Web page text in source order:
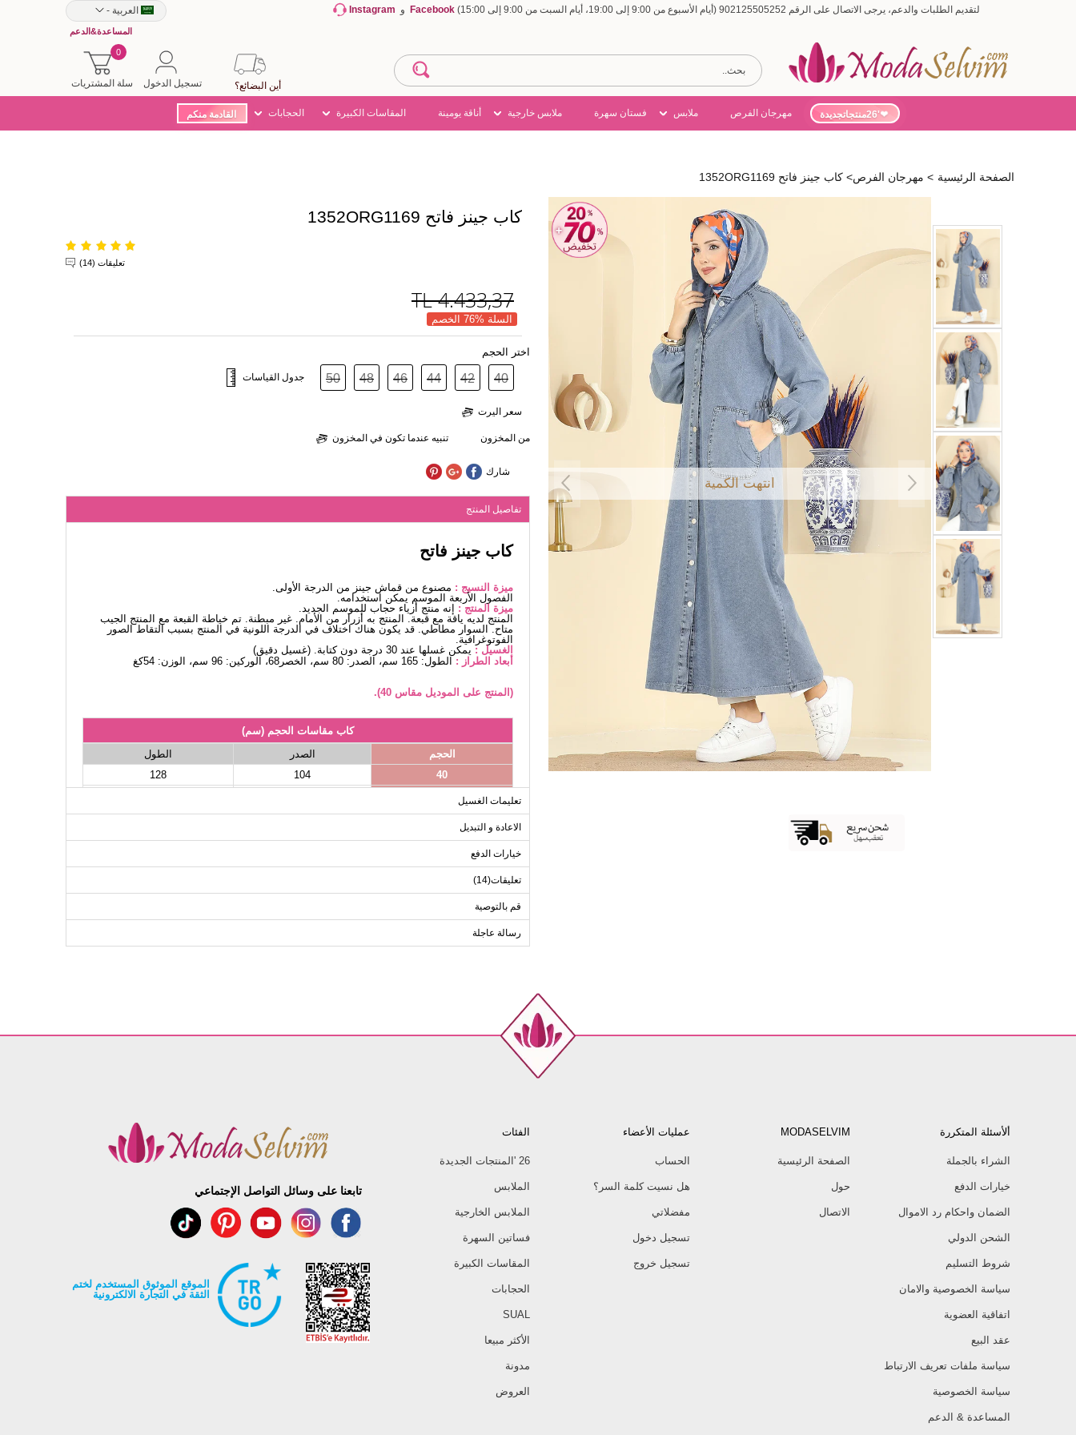
لتقديم الطلبات والدعم، يرجى الاتصال على الرقم 902125505252 (أيام الأسبوع من 9:00 إلى 19:00، أيام السبت من 9:00 إلى 15:00) Facebook و Instagram العربية -
المساعدة&الدعم
سلة المشتريات
0
تسجيل الدخول أين البضائع؟
'26منتجاتجديدة مهرجان الفرص ملابس فستان سهرة ملابس خارجية أناقة يومينة المقاسات الكبيرة الحجابات القادمة منكم
الصفحة الرئيسية > مهرجان الفرص> كاب جينز فاتح 1352ORG1169
انتهت الكمية
كاب جينز فاتح 1352ORG1169
تعليقات (14)
4.433,37
TL
السلة %76 الخصم
اختر الحجم
40
42
44
46
48
50 جدول القياسات
سعر اليرت
من المخزون تنبيه عندما تكون في المخزون
شارك
تفاصيل المنتج
كاب جينز فاتح
ميزة النسيج : مصنوع من قماش جينز من الدرجة الأولى.
الفصول الأربعة الموسم يمكن استخدامه.
ميزة المنتج : إنه منتج أزياء حجاب للموسم الجديد.
المنتج لديه ياقة مع قبعة. المنتج به أزرار من الأمام. غير مبطنة. تم خياطة القبعة مع المنتج الجيب
متاح. السوار مطاطي. قد يكون هناك اختلاف في الدرجة اللونية في المنتج بسبب التقاط الصور
الفوتوغرافية.
الغسيل : يمكن غسلها عند 30 درجة دون كتابة. (غسيل دقيق)
أبعاد الطراز : الطول: 165 سم، الصدر: 80 سم، الخصر68، الوركين: 96 سم، الوزن: 54كغ
(المنتج على الموديل مقاس 40).
كاب مقاسات الحجم (سم)
الحجم
الصدر
الطول
40
104
128
44
112
128
46
116
128
تعليمات الغسيل
الاعادة و التبديل
خيارات الدفع
تعليقات(14)
قم بالتوصية
رسالة عاجلة
ألأسئلة المتكررة
الشراء بالجملة
خيارات الدفع
الضمان واحكام رد الاموال
الشحن الدولي
شروط التسليم
سياسة الخصوصية والامان
اتفاقية العضوية
عقد البيع
سياسة ملفات تعريف الارتباط
سياسة الخصوصية
المساعدة & الدعم
MODASELVIM
الصفحة الرئيسية
حول
الاتصال
عمليات الأعضاء
الحساب
هل نسيت كلمة السر؟
مفضلاتي
تسجيل دخول
تسجيل خروج
الفئات
26 'المنتجات الجديدة
الملابس
الملابس الخارجية
فساتين السهرة
المقاسات الكبيرة
الحجابات
SUAL
الأكثر مبيعا
مدونة
العروض
تابعنا على وسائل التواصل الإجتماعي
الموقع الموثوق المستخدم لختم
الثقة في التجارة الالكترونية